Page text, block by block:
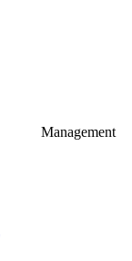
Management